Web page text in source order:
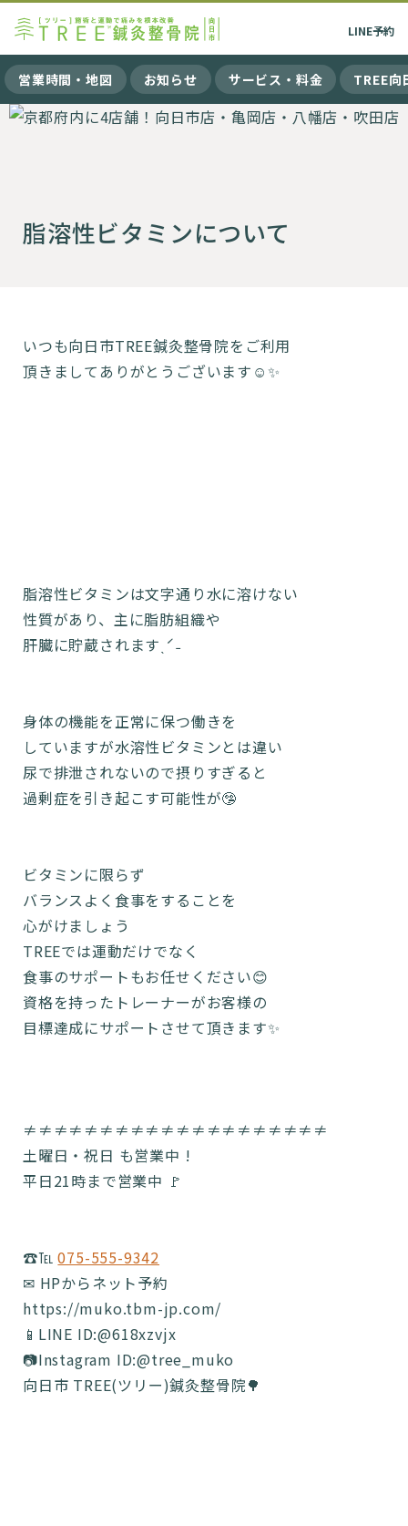
LINE予約
営業時間・地図 お知らせ サービス・料金 TREE向
脂溶性ビタミンについて
いつも向日市TREE鍼灸整骨院をご利用
頂きましてありがとうございます☺️✨
脂溶性ビタミンは文字通り水に溶けない
性質があり、主に脂肪組織や
肝臓に貯蔵されますˎˊ˗
身体の機能を正常に保つ働きを
していますが水溶性ビタミンとは違い
尿で排泄されないので摂りすぎると
過剰症を引き起こす可能性が🤥
ビタミンに限らず
バランスよく食事をすることを
心がけましょう
TREEでは運動だけでなく
食事のサポートもお任せください😊
資格を持ったトレーナーがお客様の
目標達成にサポートさせて頂きます✨
≠≠≠≠≠≠≠≠≠≠≠≠≠≠≠≠≠≠≠≠
土曜日・祝日 も営業中 !
平日21時まで営業中 🚩
☎️℡075-555-9342
✉ HPからネット予約
https://muko.tbm-jp.com/
📱LINE ID:@618xzvjx
📷Instagram ID:@tree_muko
向日市 TREE(ツリー)鍼灸整骨院🌳